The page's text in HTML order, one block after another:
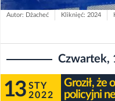
Autor: Dżacheć Kliknięć: 2024
Czwartek,
13 STY
2022
Groził, że
policyjni